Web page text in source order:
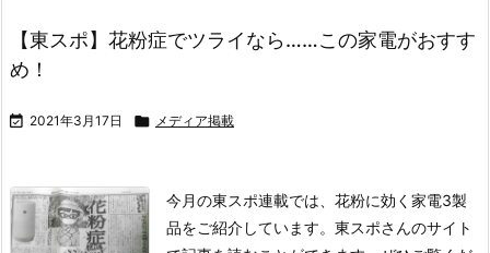
【東スポ】花粉症でツライなら……この家電がおすす
め！
 2021年3月17日  メディア掲載
今月の東スポ連載では、花粉に効く家電3製
品をご紹介しています。 東スポさんのサイト